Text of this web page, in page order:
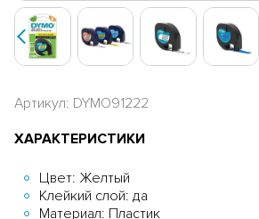
Артикул: DYMO91222
ХАРАКТЕРИСТИКИ
Цвет: Желтый
Клейкий слой: да
Материал: Пластик